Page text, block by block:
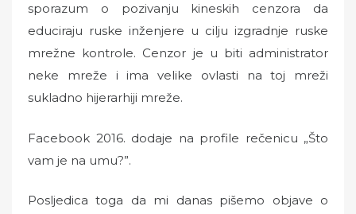
sporazum o pozivanju kineskih cenzora da
educiraju ruske inženjere u cilju izgradnje ruske
mrežne kontrole. Cenzor je u biti administrator
neke mreže i ima velike ovlasti na toj mreži
sukladno hijerarhiji mreže.
Facebook 2016. dodaje na profile rečenicu „Što
vam je na umu?”.
Posljedica toga da mi danas pišemo objave o